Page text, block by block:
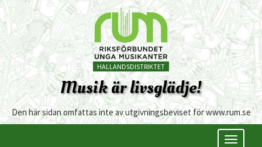
HALLANDSDISTRIKTET
Musik är livsglädje!
Den här sidan omfattas inte av utgivningsbeviset för www.rum.se
Öppna/